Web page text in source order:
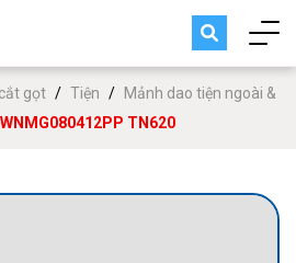
gọt Tiện
Mảnh dao tiện ngoài &
TN620